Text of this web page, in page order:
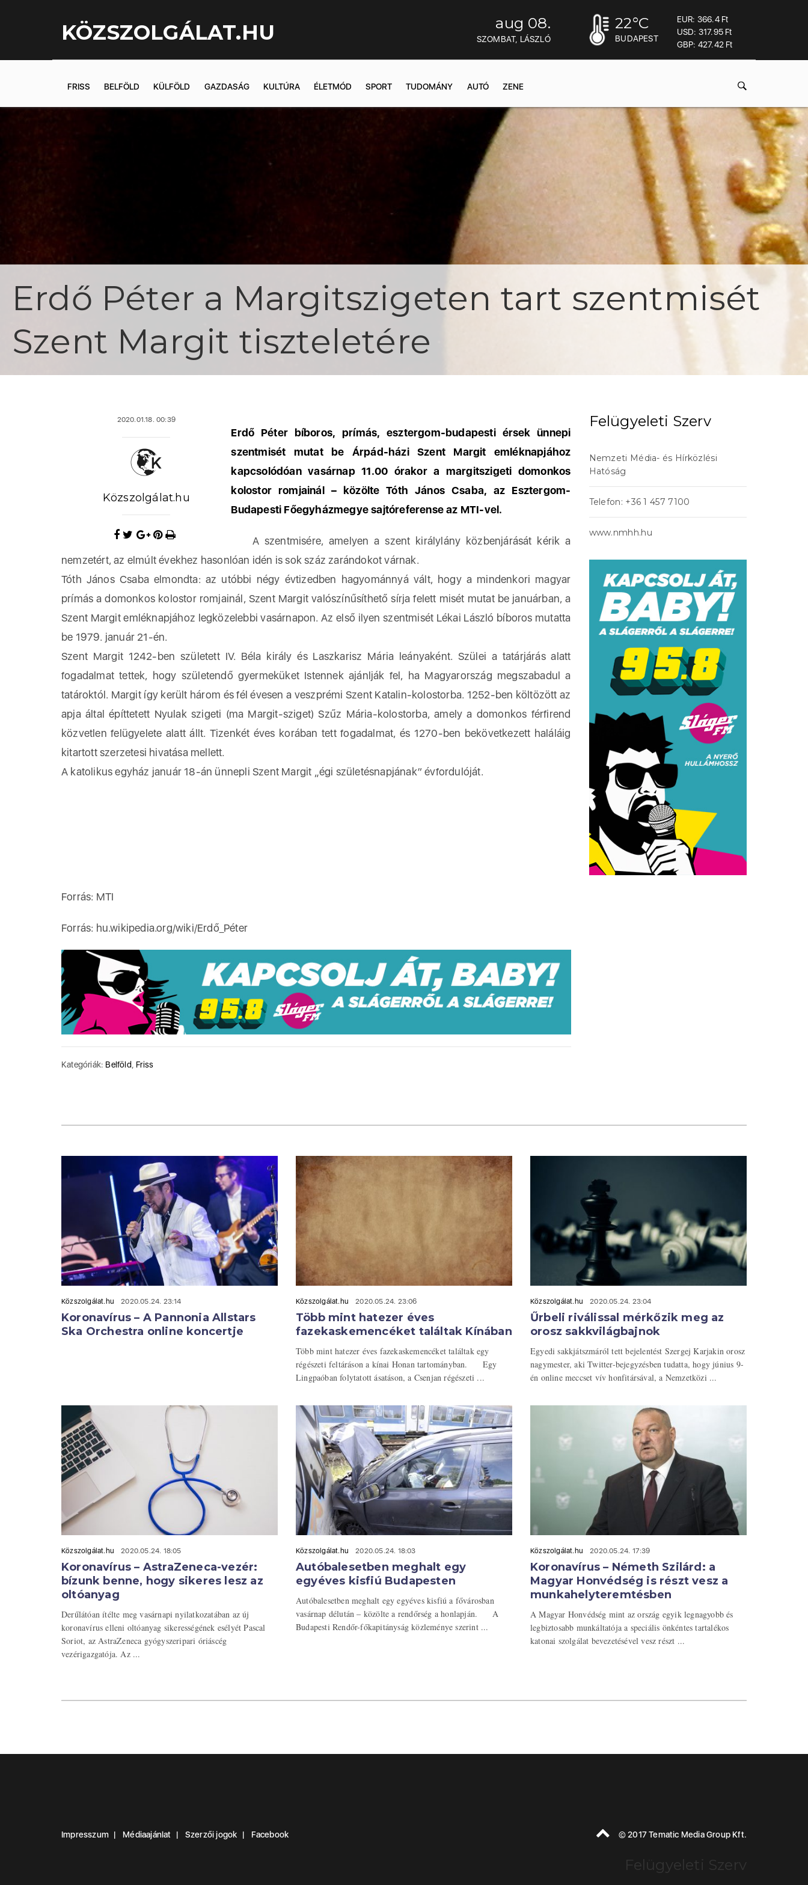
KÖZSZOLGÁLAT.HU aug 08.
SZOMBAT, LÁSZLÓ
22°C
BUDAPEST
EUR: 366.4 Ft
USD: 317.95 Ft
GBP: 427.42 Ft
FRISS BELFÖLD KÜLFÖLD GAZDASÁG KULTÚRA ÉLETMÓD SPORT TUDOMÁNY AUTÓ ZENE
Erdő Péter a Margitszigeten tart szentmisét
Szent Margit tiszteletére
2020.01.18. 00:39
Közszolgálat.hu
Erdő Péter bíboros, prímás, esztergom-budapesti érsek ünnepi
szentmisét mutat be Árpád-házi Szent Margit emléknapjához
kapcsolódóan vasárnap 11.00 órakor a margitszigeti domonkos
kolostor romjainál – közölte Tóth János Csaba, az Esztergom-
Budapesti Főegyházmegye sajtóreferense az MTI-vel.
A szentmisére, amelyen a szent királylány közbenjárását kérik a
nemzetért, az elmúlt évekhez hasonlóan idén is sok száz zarándokot várnak.
Tóth János Csaba elmondta: az utóbbi négy évtizedben hagyománnyá vált, hogy a mindenkori magyar
prímás a domonkos kolostor romjainál, Szent Margit valószínűsíthető sírja felett misét mutat be januárban, a
Szent Margit emléknapjához legközelebbi vasárnapon. Az első ilyen szentmisét Lékai László bíboros mutatta
be 1979. január 21-én.
Szent Margit 1242-ben született IV. Béla király és Laszkarisz Mária leányaként. Szülei a tatárjárás alatt
fogadalmat tettek, hogy születendő gyermeküket Istennek ajánlják fel, ha Magyarország megszabadul a
tatároktól. Margit így került három és fél évesen a veszprémi Szent Katalin-kolostorba. 1252-ben költözött az
apja által építtetett Nyulak szigeti (ma Margit-sziget) Szűz Mária-kolostorba, amely a domonkos férfirend
közvetlen felügyelete alatt állt. Tizenkét éves korában tett fogadalmat, és 1270-ben bekövetkezett haláláig
kitartott szerzetesi hivatása mellett.
A katolikus egyház január 18-án ünnepli Szent Margit „égi születésnapjának” évfordulóját.
Forrás: MTI
Forrás: hu.wikipedia.org/wiki/Erdő_Péter
Kategóriák: Belföld, Friss
Felügyeleti Szerv
Nemzeti Média- és Hírközlési
Hatóság
Telefon: +36 1 457 7100
www.nmhh.hu
Közszolgálat.hu 2020.05.24. 23:14
Koronavírus – A Pannonia Allstars
Ska Orchestra online koncertje
Közszolgálat.hu 2020.05.24. 23:06
Több mint hatezer éves
fazekaskemencéket találtak Kínában
Több mint hatezer éves fazekaskemencéket találtak egy
régészeti feltáráson a kínai Honan tartományban. Egy
Lingpaóban folytatott ásatáson, a Csenjan régészeti ...
Közszolgálat.hu 2020.05.24. 23:04
Űrbeli riválissal mérkőzik meg az
orosz sakkvilágbajnok
Egyedi sakkjátszmáról tett bejelentést Szergej Karjakin orosz
nagymester, aki Twitter-bejegyzésben tudatta, hogy június 9-
én online meccset vív honfitársával, a Nemzetközi ...
Közszolgálat.hu 2020.05.24. 18:05
Koronavírus – AstraZeneca-vezér:
bízunk benne, hogy sikeres lesz az
oltóanyag
Derűlátóan ítélte meg vasárnapi nyilatkozatában az új
koronavírus elleni oltóanyag sikerességének esélyét Pascal
Soriot, az AstraZeneca gyógyszeripari óriáscég
vezérigazgatója. Az ...
Közszolgálat.hu 2020.05.24. 18:03
Autóbalesetben meghalt egy
egyéves kisfiú Budapesten
Autóbalesetben meghalt egy egyéves kisfiú a fővárosban
vasárnap délután – közölte a rendőrség a honlapján. A
Budapesti Rendőr-főkapitányság közleménye szerint ...
Közszolgálat.hu 2020.05.24. 17:39
Koronavírus – Németh Szilárd: a
Magyar Honvédség is részt vesz a
munkahelyteremtésben
A Magyar Honvédség mint az ország egyik legnagyobb és
legbiztosabb munkáltatója a speciális önkéntes tartalékos
katonai szolgálat bevezetésével vesz részt ...
Impresszum Médiaajánlat Szerzői jogok Facebook © 2017 Tematic Media Group Kft.
Felügyeleti Szerv